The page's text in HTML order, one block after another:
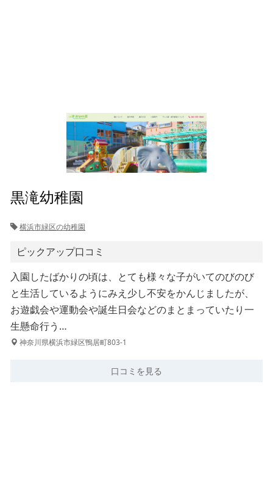
黒滝幼稚園
横浜市緑区の幼稚園
ピックアップ口コミ
入園したばかりの頃は、とても様々な子がいてのびのび
と生活しているようにみえ少し不安をかんじましたが、
お遊戯会や運動会や誕生日会などのまとまっていたり一
生懸命行う…
神奈川県横浜市緑区鴨居町803-1
口コミを見る